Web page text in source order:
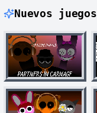
Nuevos juegos